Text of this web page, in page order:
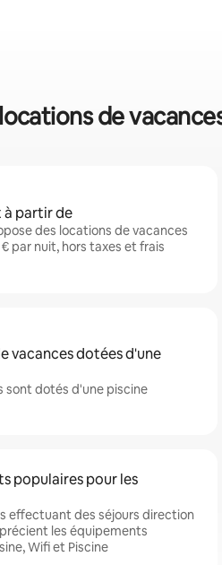
de
à partir de
des locations de vacances
par nuit, hors taxes et frais
vacances dotées d'une
sont dotés d'une piscine
populaires pour les
effectuant des séjours direction
les équipements
Wifi et Piscine